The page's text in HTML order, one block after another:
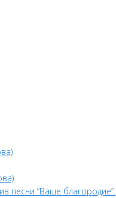
песни “Ваше благородие”.